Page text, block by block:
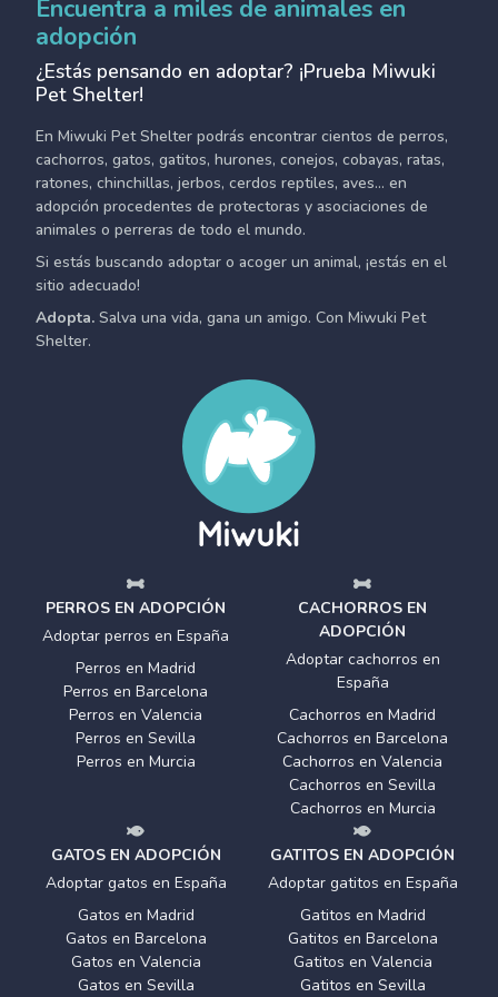
Encuentra a miles de animales en
adopción
¿Estás pensando en adoptar? ¡Prueba Miwuki
Pet Shelter!
En Miwuki Pet Shelter podrás encontrar cientos de perros,
cachorros, gatos, gatitos, hurones, conejos, cobayas, ratas,
ratones, chinchillas, jerbos, cerdos reptiles, aves... en
adopción procedentes de protectoras y asociaciones de
animales o perreras de todo el mundo.
Si estás buscando adoptar o acoger un animal, ¡estás en el
sitio adecuado!
Adopta. Salva una vida, gana un amigo. Con Miwuki Pet
Shelter.
PERROS EN ADOPCIÓN
Adoptar perros en España
Perros en Madrid
Perros en Barcelona
Perros en Valencia
Perros en Sevilla
Perros en Murcia
CACHORROS EN
ADOPCIÓN
Adoptar cachorros en
España
Cachorros en Madrid
Cachorros en Barcelona
Cachorros en Valencia
Cachorros en Sevilla
Cachorros en Murcia
GATOS EN ADOPCIÓN
Adoptar gatos en España
Gatos en Madrid
Gatos en Barcelona
Gatos en Valencia
Gatos en Sevilla
GATITOS EN ADOPCIÓN
Adoptar gatitos en España
Gatitos en Madrid
Gatitos en Barcelona
Gatitos en Valencia
Gatitos en Sevilla